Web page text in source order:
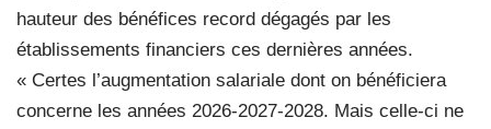
hauteur des bénéfices record dégagés par les
établissements financiers ces dernières années.
« Certes l’augmentation salariale dont on bénéficiera
concerne les années 2026-2027-2028. Mais celle-ci ne